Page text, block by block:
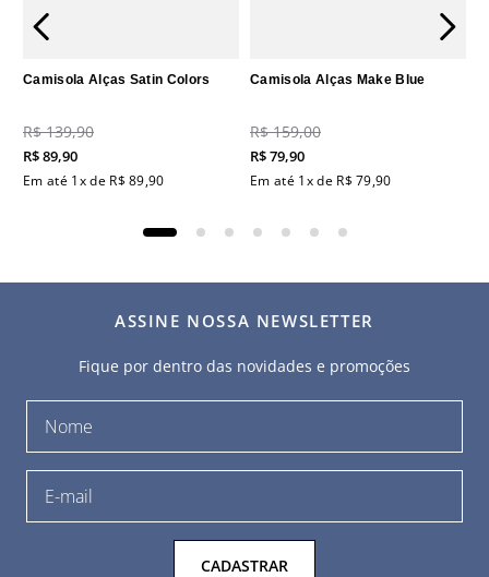
Camisola Alças Satin Colors
R$ 139,90
R$89,90
Em até 1x de R$ 89,90
Camisola Alças Make Blue
R$ 159,00
R$79,90
Em até 1x de R$ 79,90
ASSINE NOSSA NEWSLETTER
Fique por dentro das novidades e promoções
CADASTRAR